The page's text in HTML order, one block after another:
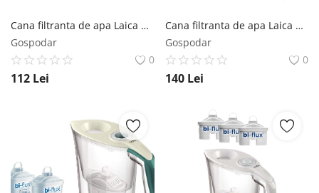
Cana filtranta de apa Laica Mechanical + 2 filtre, Alb, 2.3 litri, J31CC21
Gospodar
0
112 Lei
Cana filtranta de apa Laica + 3 filtre Magnesium Active, Alb, 2.3 litri, J31CC20
Gospodar
0
140 Lei